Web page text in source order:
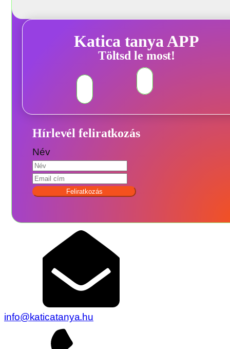
Katica tanya APP
Töltsd le most!
Hírlevél feliratkozás
Név
Feliratkozás
info@katicatanya.hu